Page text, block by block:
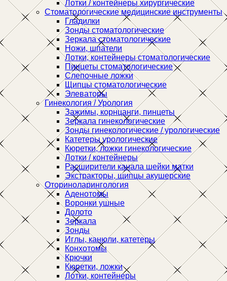
Лотки / контейнеры хирургические
Стоматологические медицинские инструменты
Гладилки
Зонды стоматологические
Зеркала стоматологические
Ножи, шпатели
Лотки, контейнеры стоматологические
Пинцеты стоматологические
Слепочные ложки
Щипцы стоматологические
Элеваторы
Гинекология / Урология
Зажимы, корнцанги, пинцеты
Зеркала гинекологические
Зонды гинекологические / урологические
Катетеры урологические
Кюретки, ложки гинекологические
Лотки / контейнеры
Расширители канала шейки матки
Экстракторы, щипцы акушерские
Оториноларингология
Аденотомы
Воронки ушные
Долото
Зеркала
Зонды
Иглы, канюли, катетеры
Конхотомы
Крючки
Кюретки, ложки
Лотки, контейнеры